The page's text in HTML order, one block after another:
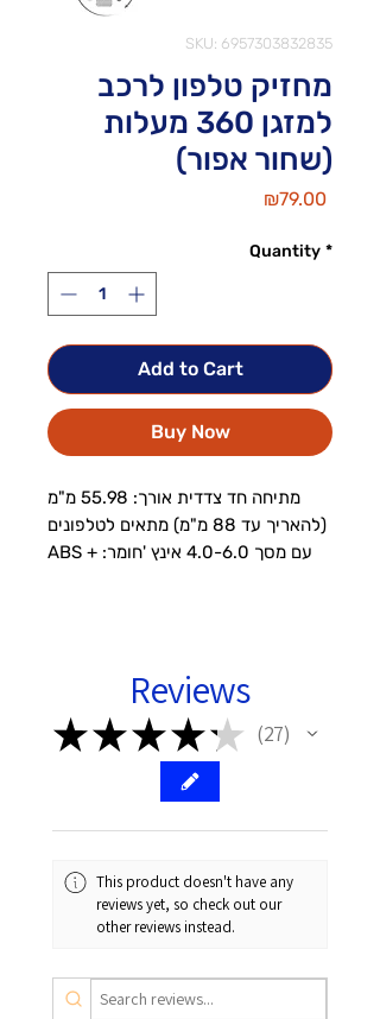
SKU: 6957303832835
מחזיק טלפון לרכב
למזגן 360 מעלות
(שחור אפור)
₪79.00Price
Quantity *
Add to Cart
Buy Now
מתיחה חד צדדית אורך: 55.98 מ"מ
(להאריך עד 88 מ"מ) מתאים לטלפונים
עם מסך 4.0-6.0 אינץ 'חומר: ABS +
Reviews
★★★★★ 27
27
This product doesn't have any
reviews yet, so check out our
other reviews instead.